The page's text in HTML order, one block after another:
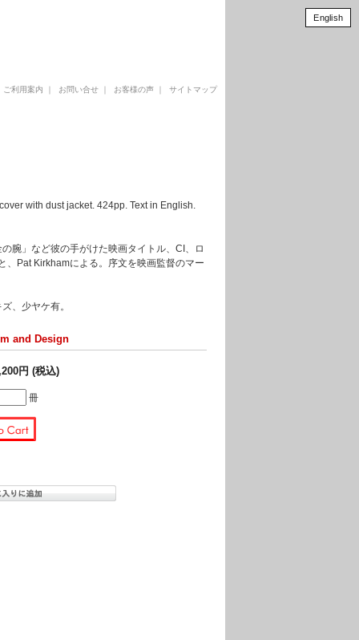
ご利用案内 お問い合せ お客様の声 サイトマップ
with dust jacket. 424pp. Text in English.
腕」など彼の手がけた映画タイトル、CI、ロ
Pat Kirkhamによる。序文を映画監督のマー
、少ヤケ有。
and Design
円 (税込)
冊
English